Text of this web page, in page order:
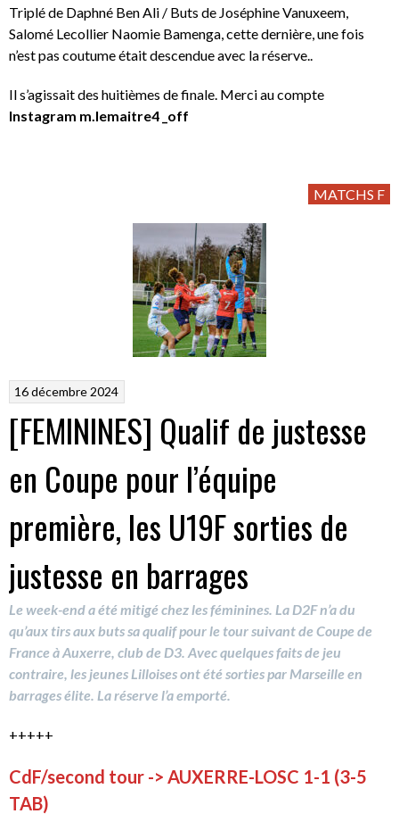
Triplé de Daphné Ben Ali / Buts de Joséphine Vanuxeem,
Salomé Lecollier Naomie Bamenga, cette dernière, une fois
n’est pas coutume était descendue avec la réserve..
Il s’agissait des huitièmes de finale. Merci au compte
Instagram m.lemaitre4 _off
MATCHS F
16 décembre 2024
[FEMININES] Qualif de justesse
en Coupe pour l’équipe
première, les U19F sorties de
justesse en barrages
Le week-end a été mitigé chez les féminines. La D2F n’a du
qu’aux tirs aux buts sa qualif pour le tour suivant de Coupe de
France à Auxerre, club de D3. Avec quelques faits de jeu
contraire, les jeunes Lilloises ont été sorties par Marseille en
barrages élite. La réserve l’a emporté.
+++++
CdF/second tour -> AUXERRE-LOSC 1-1 (3-5
TAB)